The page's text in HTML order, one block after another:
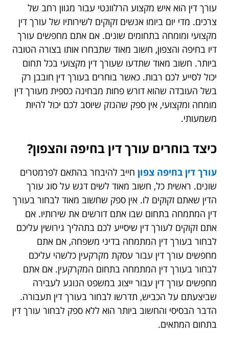
עורך דין הוא איש מקצוע הרלוונטי עבור מגוון רחב של
צרכים. מדי יום ביומו אנשים זקוקים לשירותיו של עורך דין
מקצועי ומומחה בתחומים שונים. אם אתם מחפשים עורך
דיו בחיפה והצפון, חשוב מאוד שתבחרו אותו בצורה הטובה
ביותר. חשוב מאוד שתדעו שעורך דין מקצועי בכל תחום
יכול לסייע לכם רבות. כאשר בוחרים בעורך דין חובבן רק
בשל העובדה שהוא דורש פחות מבחינה כספית מעורך דין
מומחה ומקצועי, אין ספק שהנזק שיוסב לכם יכול להיות
משמעותי.
כיצד בוחרים עורך דין בחיפה והצפון?
עורך דין בחיפה צפון חייב להיבחר בהתאם לפרמטרים
שונים. ראשית כל, חשוב מאוד לשים דגש על סוג עורך
הדין שאתם זקוקים לו. אין ספק שחשוב מאוד לבחור בעורך
דין המתמחה בתחום שבו אתם דורשים את שירותיו. אם
אתם זקוקים לעורך דין שיסייע לכם בתהליך גירושין עליכם
לבחור בעורך דין המתמחה בדיני משפחה, אם אתם
מחפשים עורך דין עבור עסקת מקרקעין כלשהי עליכם
לבחור בעורך דין המתמחה בתחום המקרקעין. אם אתם
מחפשים עורך דין עבור ייצוג במשפט הנוגע לעבירה
שביצעתם על הכביש, תדרשו לבחור בעורך דין תעבורה.
הדבר הבסיסי והחשוב ביותר הוא ללא ספק לבחור עורך דין
בתחום המתאים.